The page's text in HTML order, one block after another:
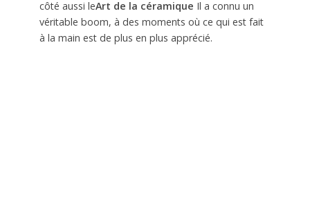
côté aussi leArt de la céramique Il a connu un
véritable boom, à des moments où ce qui est fait
à la main est de plus en plus apprécié.